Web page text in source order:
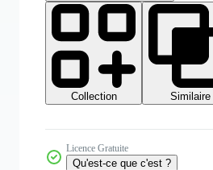
Collection
Similaire
Licence Gratuite
Qu'est-ce que c'est ?